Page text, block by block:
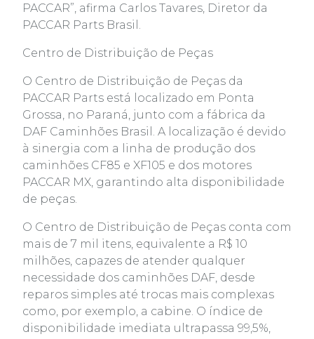
PACCAR”, afirma Carlos Tavares, Diretor da
PACCAR Parts Brasil.
Centro de Distribuição de Peças
O Centro de Distribuição de Peças da
PACCAR Parts está localizado em Ponta
Grossa, no Paraná, junto com a fábrica da
DAF Caminhões Brasil. A localização é devido
à sinergia com a linha de produção dos
caminhões CF85 e XF105 e dos motores
PACCAR MX, garantindo alta disponibilidade
de peças.
O Centro de Distribuição de Peças conta com
mais de 7 mil itens, equivalente a R$ 10
milhões, capazes de atender qualquer
necessidade dos caminhões DAF, desde
reparos simples até trocas mais complexas
como, por exemplo, a cabine. O índice de
disponibilidade imediata ultrapassa 99,5%,